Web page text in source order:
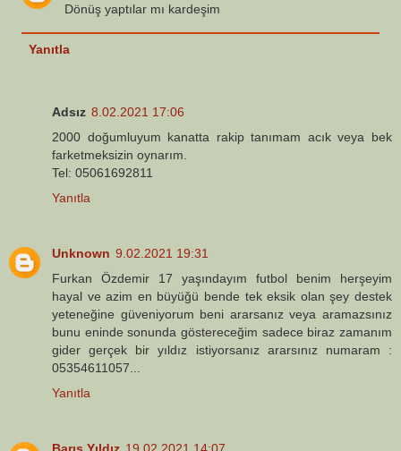
Dönüş yaptılar mı kardeşim
Yanıtla
Adsız 8.02.2021 17:06
2000 doğumluyum kanatta rakip tanımam acık veya bek
farketmeksizin oynarım.
Tel: 05061692811
Yanıtla
Unknown 9.02.2021 19:31
Furkan Özdemir 17 yaşındayım futbol benim herşeyim
hayal ve azim en büyüğü bende tek eksik olan şey destek
yeteneğine güveniyorum beni ararsanız veya aramazsınız
bunu eninde sonunda göstereceğim sadece biraz zamanım
gider gerçek bir yıldız istiyorsanız ararsınız numaram :
05354611057...
Yanıtla